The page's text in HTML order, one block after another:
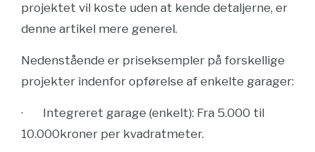
projektet vil koste uden at kende detaljerne, er
denne artikel mere generel.
Nedenstående er priseksempler på forskellige
projekter indenfor opførelse af enkelte garager:
· Integreret garage (enkelt): Fra 5.000 til
10.000kroner per kvadratmeter.